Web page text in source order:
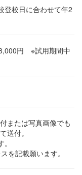
校日に合わせて年2
円 ※試用期間中
たは写真画像でも
送付。
載願います。